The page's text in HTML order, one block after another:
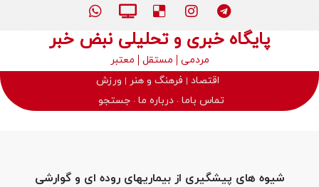
پایگاه خبری و تحلیلی نبض خبر
مردمی مستقل
معتبر
اقتصاد
فرهنگ و هنر
ورزش
تماس باما درباره ما جستجو
شیوه های پیشگیری از بیماریهای روده ای و گوارشی